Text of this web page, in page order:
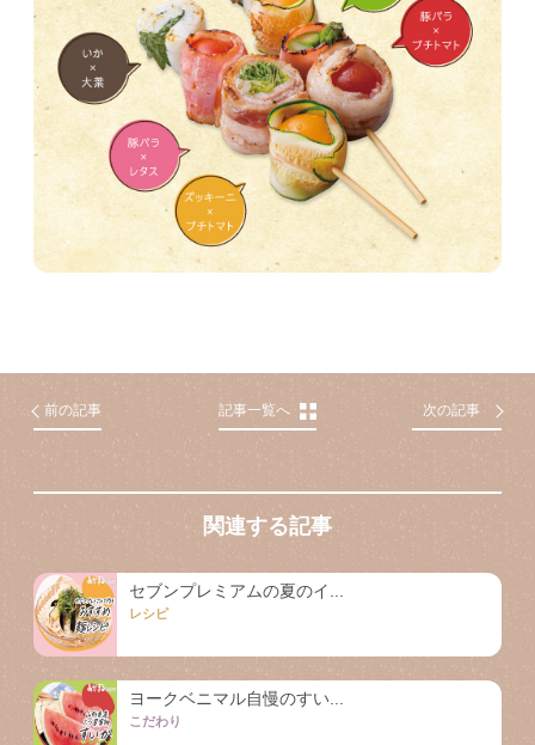
前の記事 記事一覧へ 次の記事
関連する記事
セブンプレミアムの夏のイ...
レシピ
ヨークベニマル自慢のすい...
こだわり